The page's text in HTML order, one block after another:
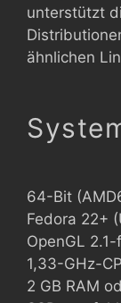
unterstützt
ähnlichen
64-Bit
Fedora 22+
OpenGL
1,33-GHz-
2 GB RAM